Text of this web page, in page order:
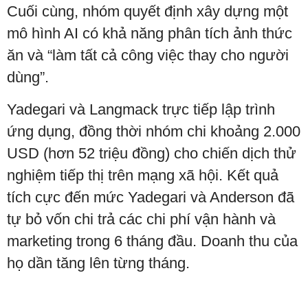
Cuối cùng, nhóm quyết định xây dựng một
mô hình AI có khả năng phân tích ảnh thức
ăn và “làm tất cả công việc thay cho người
dùng”.
Yadegari và Langmack trực tiếp lập trình
ứng dụng, đồng thời nhóm chi khoảng 2.000
USD (hơn 52 triệu đồng) cho chiến dịch thử
nghiệm tiếp thị trên mạng xã hội. Kết quả
tích cực đến mức Yadegari và Anderson đã
tự bỏ vốn chi trả các chi phí vận hành và
marketing trong 6 tháng đầu. Doanh thu của
họ dần tăng lên từng tháng.